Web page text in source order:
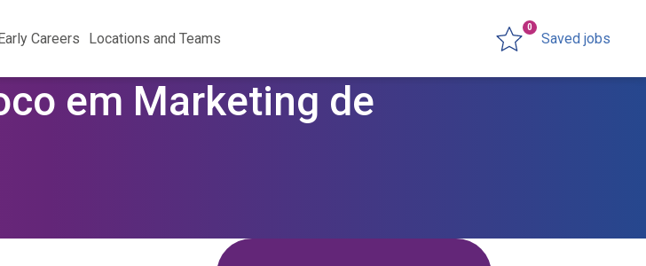
Careers Locations and Teams Saved jobs
0
em Marketing de